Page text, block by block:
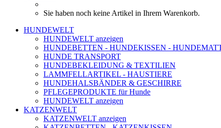
Sie haben noch keine Artikel in Ihrem Warenkorb.
HUNDEWELT
HUNDEWELT anzeigen
HUNDEBETTEN - HUNDEKISSEN -
HUNDE TRANSPORT
HUNDEBEKLEIDUNG & TEXTILIEN
LAMMFELLARTIKEL - HAUSTIERE
HUNDEHALSBÄNDER & GESCHIRRE
PFLEGEPRODUKTE für Hunde
HUNDEWELT anzeigen
KATZENWELT
KATZENWELT anzeigen